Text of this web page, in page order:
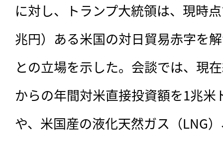
に対し、トランプ大統領は、現時
兆円）ある米国の対日貿易赤字を
との立場を示した。会談では、現
からの年間対米直接投資額を1兆米
や、米国産の液化天然ガス（LNG